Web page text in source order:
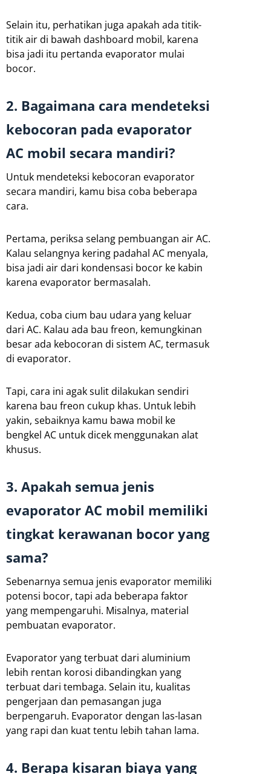
Selain itu, perhatikan juga apakah ada titik-
titik air di bawah dashboard mobil, karena
bisa jadi itu pertanda evaporator mulai
bocor.
2. Bagaimana cara mendeteksi
kebocoran pada evaporator
AC mobil secara mandiri?
Untuk mendeteksi kebocoran evaporator
secara mandiri, kamu bisa coba beberapa
cara.
Pertama, periksa selang pembuangan air AC.
Kalau selangnya kering padahal AC menyala,
bisa jadi air dari kondensasi bocor ke kabin
karena evaporator bermasalah.
Kedua, coba cium bau udara yang keluar
dari AC. Kalau ada bau freon, kemungkinan
besar ada kebocoran di sistem AC, termasuk
di evaporator.
Tapi, cara ini agak sulit dilakukan sendiri
karena bau freon cukup khas. Untuk lebih
yakin, sebaiknya kamu bawa mobil ke
bengkel AC untuk dicek menggunakan alat
khusus.
3. Apakah semua jenis
evaporator AC mobil memiliki
tingkat kerawanan bocor yang
sama?
Sebenarnya semua jenis evaporator memiliki
potensi bocor, tapi ada beberapa faktor
yang mempengaruhi. Misalnya, material
pembuatan evaporator.
Evaporator yang terbuat dari aluminium
lebih rentan korosi dibandingkan yang
terbuat dari tembaga. Selain itu, kualitas
pengerjaan dan pemasangan juga
berpengaruh. Evaporator dengan las-lasan
yang rapi dan kuat tentu lebih tahan lama.
4. Berapa kisaran biaya yang